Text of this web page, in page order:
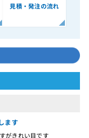
見積・発注の流れ
ます
がきれい目です